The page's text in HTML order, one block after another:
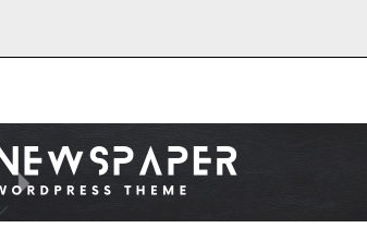
I've read and accept